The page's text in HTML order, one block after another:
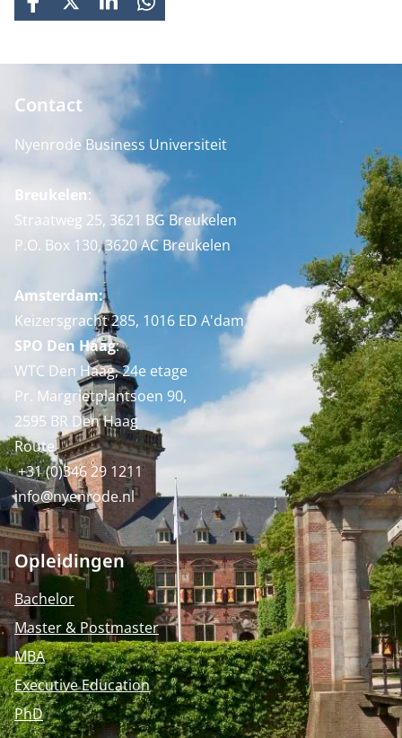
FACEBOOK
X LINKEDINWHATSAPP
Contact
Nyenrode Business Universiteit
Breukelen:
Straatweg 25, 3621 BG Breukelen
P.O. Box 130, 3620 AC Breukelen
Amsterdam:
Keizersgracht 285, 1016 ED A'dam
SPO Den Haag:
WTC Den Haag, 24e etage
Pr. Margrietplantsoen 90,
2595 BR Den Haag
Route
+31 (0)346 29 1211
info@nyenrode.nl
Opleidingen
Bachelor
Master & Postmaster
MBA
Executive Education
PhD